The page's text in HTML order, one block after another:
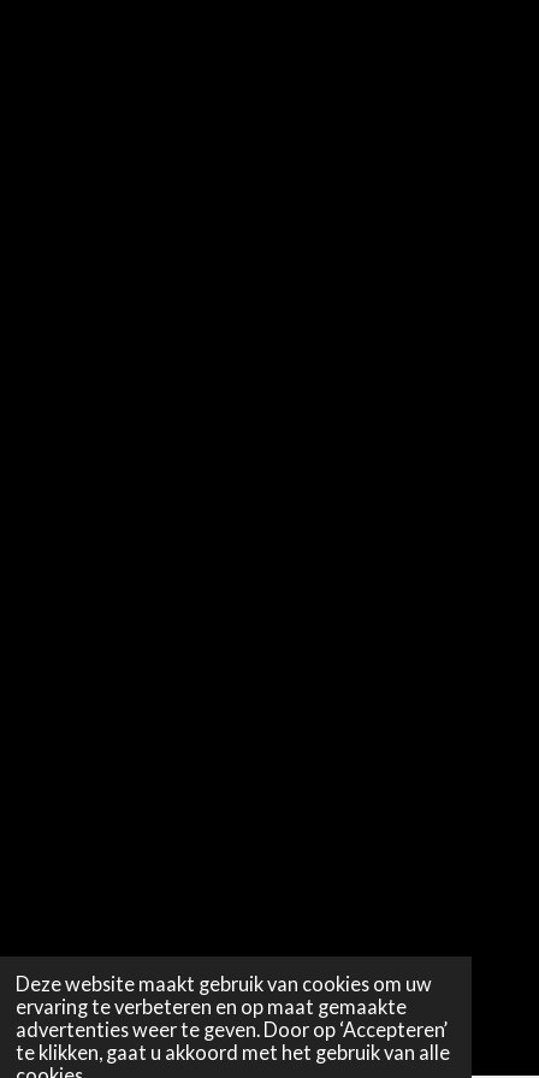
Deze website maakt gebruik van cookies om uw
ervaring te verbeteren en op maat gemaakte
advertenties weer te geven. Door op ‘Accepteren’
te klikken, gaat u akkoord met het gebruik van alle